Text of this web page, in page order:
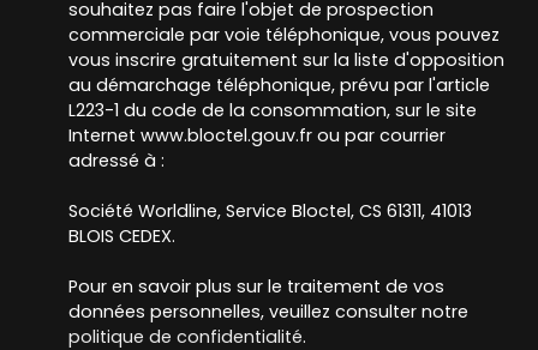
souhaitez pas faire l'objet de prospection
commerciale par voie téléphonique, vous pouvez
vous inscrire gratuitement sur la liste d'opposition
au démarchage téléphonique, prévu par l'article
L223-1 du code de la consommation, sur le site
Internet www.bloctel.gouv.fr ou par courrier
adressé à :
Société Worldline, Service Bloctel, CS 61311, 41013
BLOIS CEDEX.
Pour en savoir plus sur le traitement de vos
données personnelles, veuillez consulter notre
politique de confidentialité.